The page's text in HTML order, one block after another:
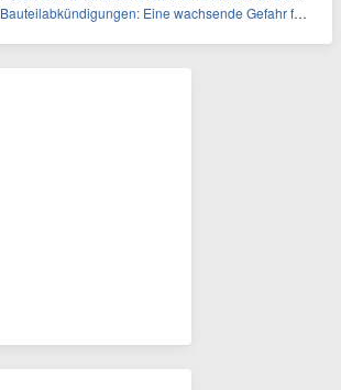
Bauteilabkündigungen: Eine wachsende Gefahr für industrielle Elektroniksysteme